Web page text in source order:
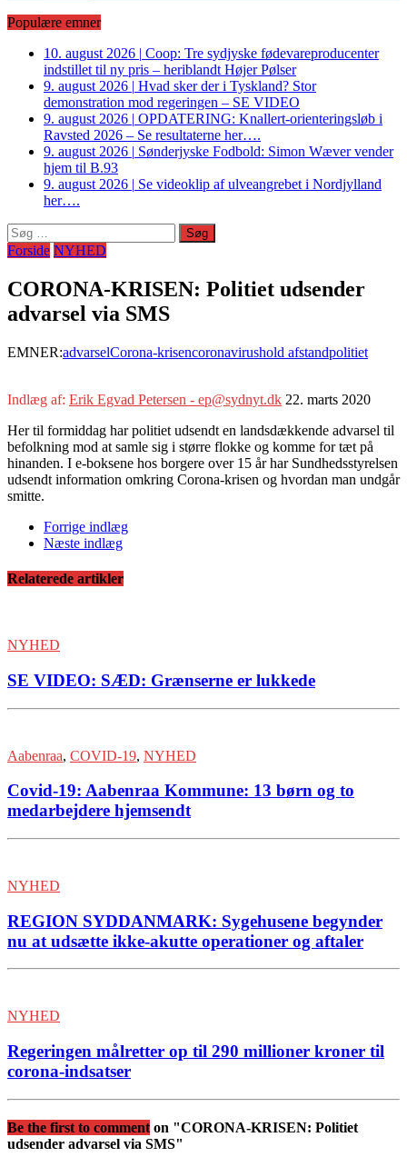
Populære emner
10. august 2026 | Coop: Tre sydjyske fødevareproducenter
indstillet til ny pris – heriblandt Højer Pølser
9. august 2026 | Hvad sker der i Tyskland? Stor
demonstration mod regeringen – SE VIDEO
9. august 2026 | OPDATERING: Knallert-orienteringsløb i
Ravsted 2026 – Se resultaterne her….
9. august 2026 | Sønderjyske Fodbold: Simon Wæver vender
hjem til B.93
9. august 2026 | Se videoklip af ulveangrebet i Nordjylland
her….
Søg
efter:
Forside NYHED
CORONA-KRISEN: Politiet udsender
advarsel via SMS
EMNER:advarselCorona-krisencoronavirushold afstandpolitiet
Indlæg af: Erik Egvad Petersen - ep@sydnyt.dk 22. marts 2020
Her til formiddag har politiet udsendt en landsdækkende advarsel til
befolkning mod at samle sig i større flokke og komme for tæt på
hinanden. I e-boksene hos borgere over 15 år har Sundhedsstyrelsen
udsendt information omkring Corona-krisen og hvordan man undgår
smitte.
Forrige indlæg
Næste indlæg
Relaterede artikler
NYHED
SE VIDEO: SÆD: Grænserne er lukkede
Aabenraa, COVID-19, NYHED
Covid-19: Aabenraa Kommune: 13 børn og to
medarbejdere hjemsendt
NYHED
REGION SYDDANMARK: Sygehusene begynder
nu at udsætte ikke-akutte operationer og aftaler
NYHED
Regeringen målretter op til 290 millioner kroner til
corona-indsatser
Be the first to comment on "CORONA-KRISEN: Politiet
udsender advarsel via SMS"